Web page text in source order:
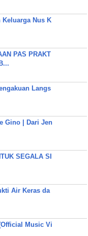
Nus K
PAS PRAKT
Langs
Gino | Dari Jen
SEGALA SI
Air Keras da
Music Vi